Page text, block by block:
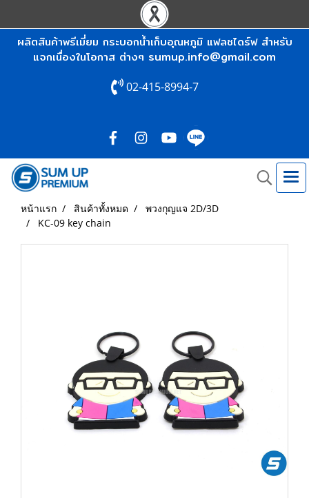
ผลิตสินค้าพรีเมี่ยม กระบอกน้ำเก็บอุณหภูมิ แฟลชไดร์ฟ สำหรับ
แจกเนื่องในโอกาส ต่างๆ sumup.info@gmail.com
02-415-8994-7
หน้าแรก สินค้าทั้งหมด
พวงกุญแจ 2D/3D
KC-09 key chain